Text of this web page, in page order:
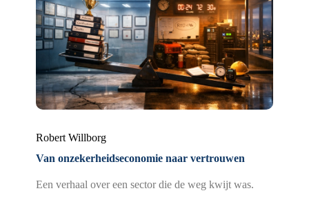
Robert Willborg
Van onzekerheidseconomie naar vertrouwen
Een verhaal over een sector die de weg kwijt was.